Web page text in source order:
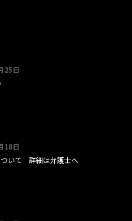
25日
18日
いて 詳細は弁護士へ